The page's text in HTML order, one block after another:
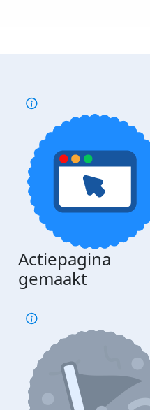
Actiepagina
gemaakt